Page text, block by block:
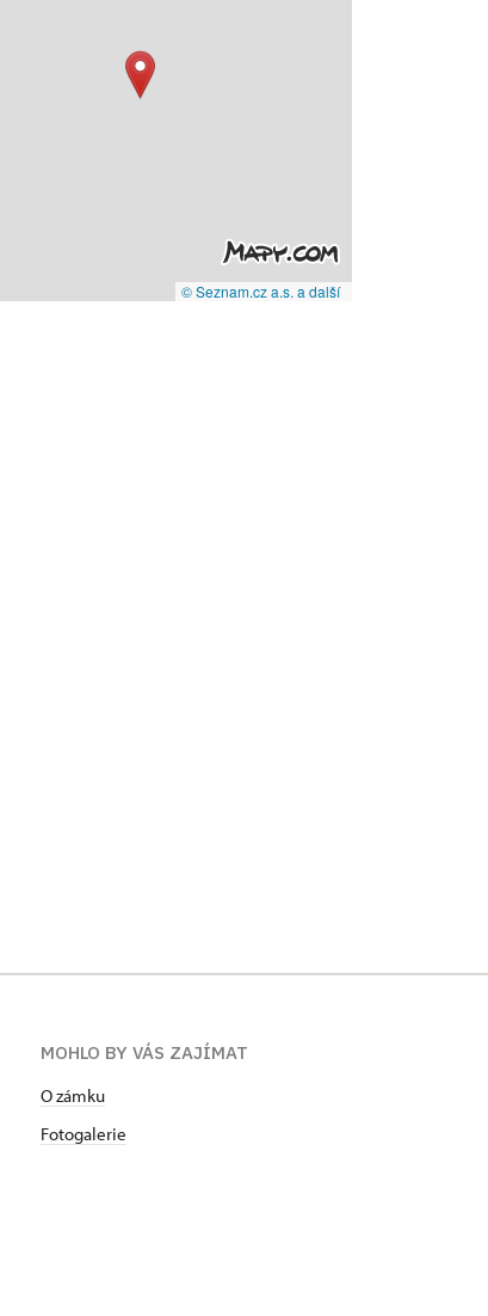
© Seznam.cz a.s. a další
MOHLO BY VÁS ZAJÍMAT
O zámku
Fotogalerie